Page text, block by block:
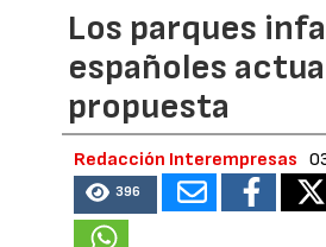
Los parques
españoles
propuesta
Redacción Interempresas
396